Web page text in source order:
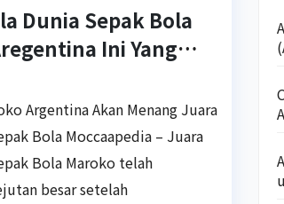
Dunia Sepak Bola
Ini Yang
Argentina Akan Menang Juara
Bola Moccaapedia – Juara
Bola Maroko telah
besar setelah